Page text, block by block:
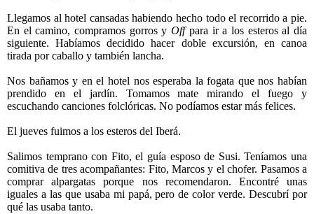
Llegamos al hotel cansadas habiendo hecho todo el recorrido a pie.
En el camino, compramos gorros yOffpara ir a los esteros al día
siguiente. Habíamos decidido hacer doble excursión, en canoa
tirada por caballo y también lancha.
Nos bañamos y en el hotel nos esperaba la fogata que nos habían
prendido en el jardín. Tomamos mate mirando el fuego y
escuchando canciones folclóricas. No podíamos estar más felices.
El jueves fuimos a los esteros del Iberá.
Salimos temprano con Fito, el guía esposo de Susi. Teníamos una
comitiva de tres acompañantes: Fito, Marcos y el chofer. Pasamos a
comprar alpargatas porque nos recomendaron. Encontré unas
iguales a las que usaba mi papá, pero de color verde. Descubrí por
qué las usaba tanto.